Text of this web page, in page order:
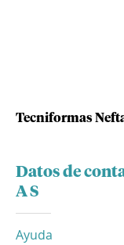
Tecniformas Nefta
Datos de
A S
Ayuda